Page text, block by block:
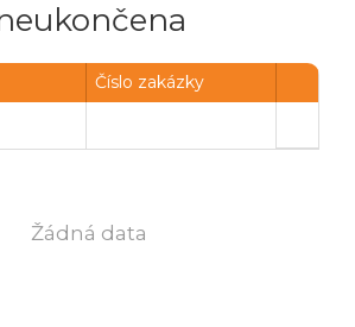
Číslo zakázky
Žádná data